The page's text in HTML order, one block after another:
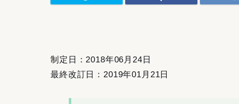
制定日：2018年06月24日
最終改訂日：2019年01月21日